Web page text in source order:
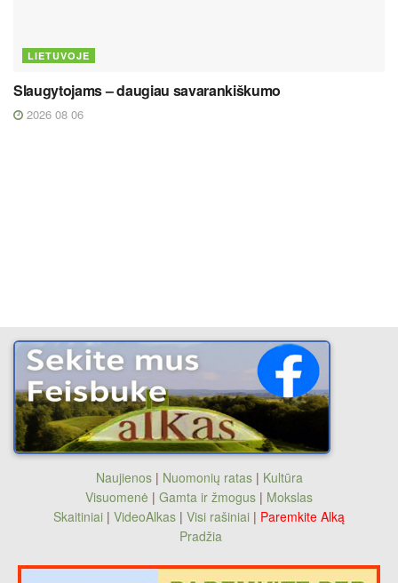
LIETUVOJE
Slaugytojams – daugiau savarankiškumo
2026 08 06
Naujienos| Nuomonių ratas| Kultūra
Visuomenė | Gamta ir žmogus | Mokslas
Skaitiniai | VideoAlkas | Visi rašiniai | Paremkite Alką
Pradžia